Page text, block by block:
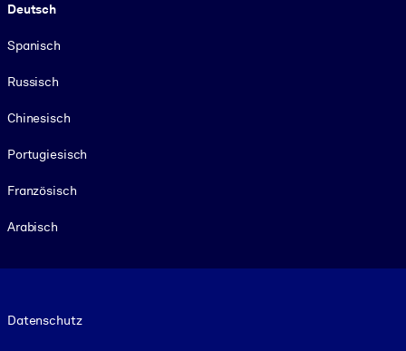
Deutsch
Spanisch
Russisch
Chinesisch
Portugiesisch
Französisch
Arabisch
Datenschutz